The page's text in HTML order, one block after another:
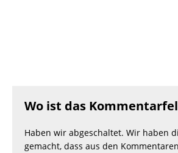
Wo ist das
Haben wir abgeschaltet. Wir haben
gemacht, dass aus den